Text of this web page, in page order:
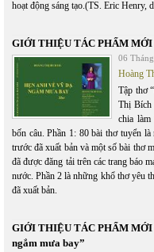
hoạt động sáng tạo.(TS. Eric Henry,
GIỚI THIỆU TÁC PHẨM MỚI
06
Hoàng
Tập thơ
Thị Bích
chia
bốn câu. Phần 1: 80 bài thơ tuyển
trước đã xuất bản và một số bài thơ
đã được đăng tải trên các trang báo
nước. Phần 2 là những khổ thơ yêu
đã xuất bản.
GIỚI THIỆU TÁC PHẨM MỚI
ngắm mưa bay”